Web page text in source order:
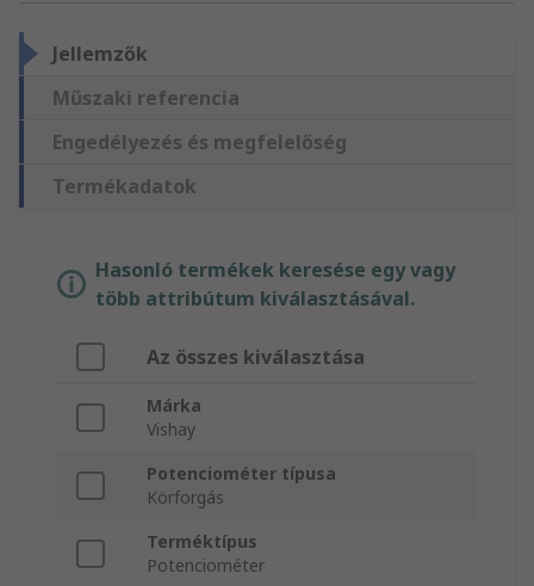
Jellemzők
Műszaki referencia
Engedélyezés és megfelelőség
Termékadatok
Hasonló termékek keresése egy vagy
több attribútum kiválasztásával.
Az összes kiválasztása
Márka
Vishay
Potenciométer típusa
Körforgás
Terméktípus
Potenciométer